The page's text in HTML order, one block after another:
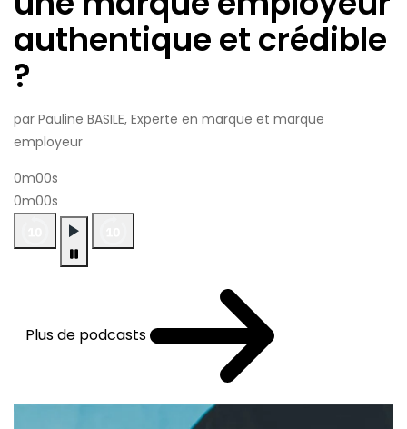
authentique et crédible
?
par Pauline BASILE, Experte en marque et marque
employeur
0m00s
0m00s
Plus de podcasts